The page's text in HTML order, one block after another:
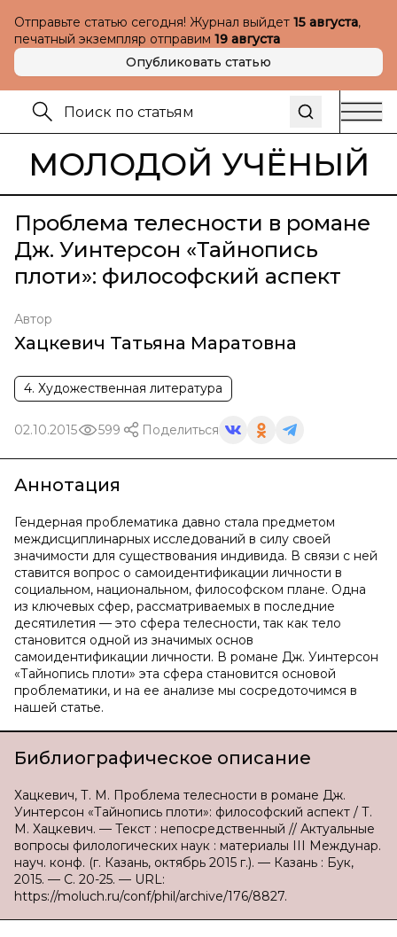
Отправьте статью сегодня! Журнал выйдет 15 августа,
печатный экземпляр отправим 19 августа
Опубликовать статью
МОЛОДОЙ УЧЁНЫЙ
Проблема телесности в романе
Дж. Уинтерсон «Тайнопись
плоти»: философский аспект
Автор
Хацкевич Татьяна Маратовна
4. Художественная литература
02.10.2015 599 Поделиться
Аннотация
Гендерная проблематика давно стала предметом
междисциплинарных исследований в силу своей
значимости для существования индивида. В связи с ней
ставится вопрос о самоидентификации личности в
социальном, национальном, философском плане. Одна
из ключевых сфер, рассматриваемых в последние
десятилетия — это сфера телесности, так как тело
становится одной из значимых основ
самоидентификации личности. В романе Дж. Уинтерсон
«Тайнопись плоти» эта сфера становится основой
проблематики, и на ее анализе мы сосредоточимся в
нашей статье.
Библиографическое описание
Хацкевич, Т. М. Проблема телесности в романе Дж.
Уинтерсон «Тайнопись плоти»: философский аспект / Т.
М. Хацкевич. — Текст : непосредственный // Актуальные
вопросы филологических наук : материалы III Междунар.
науч. конф. (г. Казань, октябрь 2015 г.). — Казань : Бук,
2015. — С. 20-25. — URL:
https://moluch.ru/conf/phil/archive/176/8827.